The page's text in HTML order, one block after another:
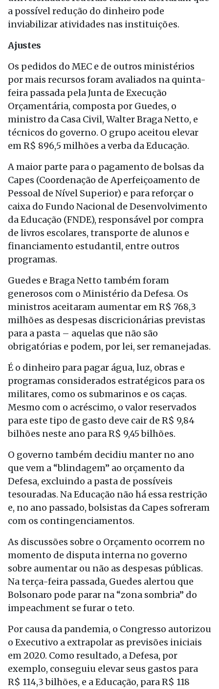
a possível redução do dinheiro pode
inviabilizar atividades nas instituições.
Ajustes
Os pedidos do MEC e de outros ministérios
por mais recursos foram avaliados na quinta-
feira passada pela Junta de Execução
Orçamentária, composta por Guedes, o
ministro da Casa Civil, Walter Braga Netto, e
técnicos do governo. O grupo aceitou elevar
em R$ 896,5 milhões a verba da Educação.
A maior parte para o pagamento de bolsas da
Capes (Coordenação de Aperfeiçoamento de
Pessoal de Nível Superior) e para reforçar o
caixa do Fundo Nacional de Desenvolvimento
da Educação (FNDE), responsável por compra
de livros escolares, transporte de alunos e
financiamento estudantil, entre outros
programas.
Guedes e Braga Netto também foram
generosos com o Ministério da Defesa. Os
ministros aceitaram aumentar em R$ 768,3
milhões as despesas discricionárias previstas
para a pasta – aquelas que não são
obrigatórias e podem, por lei, ser remanejadas.
É o dinheiro para pagar água, luz, obras e
programas considerados estratégicos para os
militares, como os submarinos e os caças.
Mesmo com o acréscimo, o valor reservados
para este tipo de gasto deve cair de R$ 9,84
bilhões neste ano para R$ 9,45 bilhões.
O governo também decidiu manter no ano
que vem a “blindagem” ao orçamento da
Defesa, excluindo a pasta de possíveis
tesouradas. Na Educação não há essa restrição
e, no ano passado, bolsistas da Capes sofreram
com os contingenciamentos.
As discussões sobre o Orçamento ocorrem no
momento de disputa interna no governo
sobre aumentar ou não as despesas públicas.
Na terça-feira passada, Guedes alertou que
Bolsonaro pode parar na “zona sombria” do
impeachment se furar o teto.
Por causa da pandemia, o Congresso autorizou
o Executivo a extrapolar as previsões iniciais
em 2020. Como resultado, a Defesa, por
exemplo, conseguiu elevar seus gastos para
R$ 114,3 bilhões, e a Educação, para R$ 118